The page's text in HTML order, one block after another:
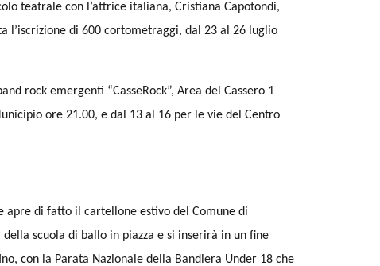
teatrale con l’attrice italiana, Cristiana Capotondi,
l’iscrizione di 600 cortometraggi, dal 23 al 26 luglio
rock emergenti “CasseRock”, Area del Cassero 1
ore 21.00, e dal 13 al 16 per le vie del Centro
apre di fatto il cartellone estivo del Comune di
scuola di ballo in piazza e si inserirà in un fine
con la Parata Nazionale della Bandiera Under 18 che